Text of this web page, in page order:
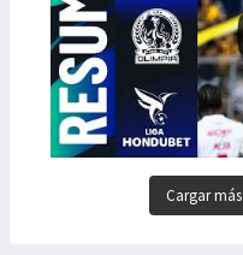
Cargar más